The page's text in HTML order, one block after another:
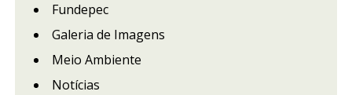
Fundepec
Galeria de Imagens
Meio Ambiente
Notícias